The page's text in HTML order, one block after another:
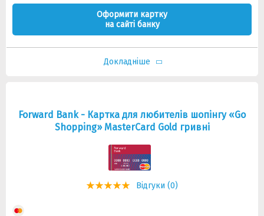
Оформити картку
на сайті банку
Докладніше
Forward Bank - Картка для любителів шопінгу «Go
Shopping» MasterCard Gold гривні
Відгуки (0)